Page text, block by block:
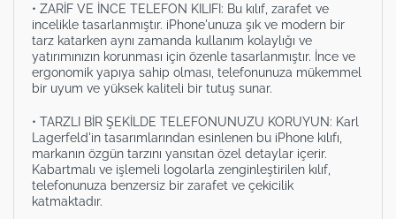
• ZARİF VE İNCE TELEFON KILIFI: Bu kılıf, zarafet ve
incelikle tasarlanmıştır. iPhone'unuza şık ve modern bir
tarz katarken aynı zamanda kullanım kolaylığı ve
yatırımınızın korunması için özenle tasarlanmıştır. İnce ve
ergonomik yapıya sahip olması, telefonunuza mükemmel
bir uyum ve yüksek kaliteli bir tutuş sunar.
• TARZLI BİR ŞEKİLDE TELEFONUNUZU KORUYUN: Karl
Lagerfeld'in tasarımlarından esinlenen bu iPhone kılıfı,
markanın özgün tarzını yansıtan özel detaylar içerir.
Kabartmalı ve işlemeli logolarla zenginleştirilen kılıf,
telefonunuza benzersiz bir zarafet ve çekicilik
katmaktadır.